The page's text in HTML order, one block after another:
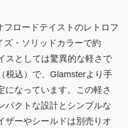
フロードテイストのレトロフ
ズ・ソリッドカラーで約
スとしては驚異的な軽さで
税込）で、Glamsterより手
になっています。この軽さ
パクトな設計とシンプルな
ザーやシールドは別売りオ